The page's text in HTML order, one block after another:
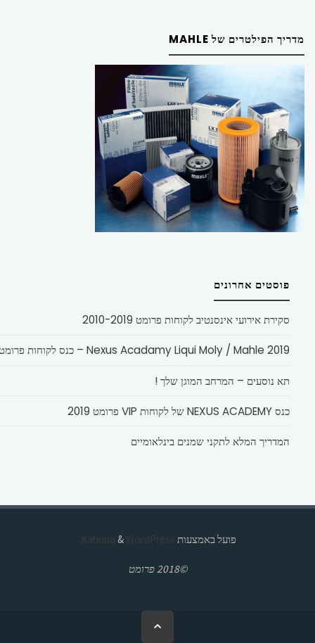
מדריך הפילטרים של MAHLE
פוסטים אחרונים
סקירת אירועי אינסנטיב לקוחות פרומט 2010-2019
Nexus Acadamy Liqui Moly / Mahle 2019 – כנס לקוחות פרומט
תא נוסעים – המרחב המוגן שלך !
כנס NEXUS ACADEMY של לקוחות VIP פרומט 2019
המדריך המלא לתקני שמנים בינלאומיים
פועל באמצעות & WordPress.
©2018 פרומט
בחזרה